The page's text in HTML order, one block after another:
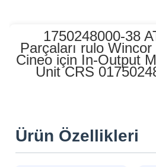
1750248000-38
Parçaları rulo
Cineo için In-Output
Unit CRS
Ürün Özellikleri